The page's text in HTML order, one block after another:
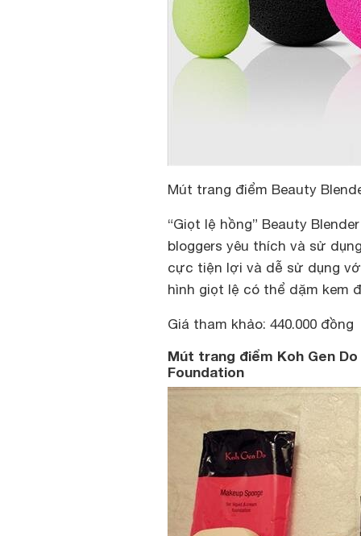
Mút trang điểm Beauty
“Giọt lệ hồng” Beauty
bloggers yêu thích và sử
cực tiện lợi và dễ sử dụng
hình giọt lệ có thể dặm kem
Giá tham khảo: 440.000 đồng
Mút trang điểm Koh Gen
Foundation